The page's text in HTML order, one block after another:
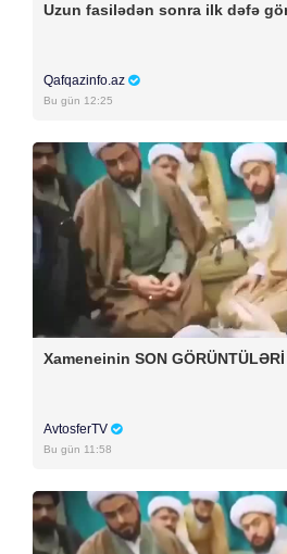
Uzun fasilədən sonra ilk dəfə
Qafqazinfo.az
Bu gün 12:25
Xameneinin SON GÖRÜNTÜLƏRİ
AvtosferTV
Bu gün 11:58